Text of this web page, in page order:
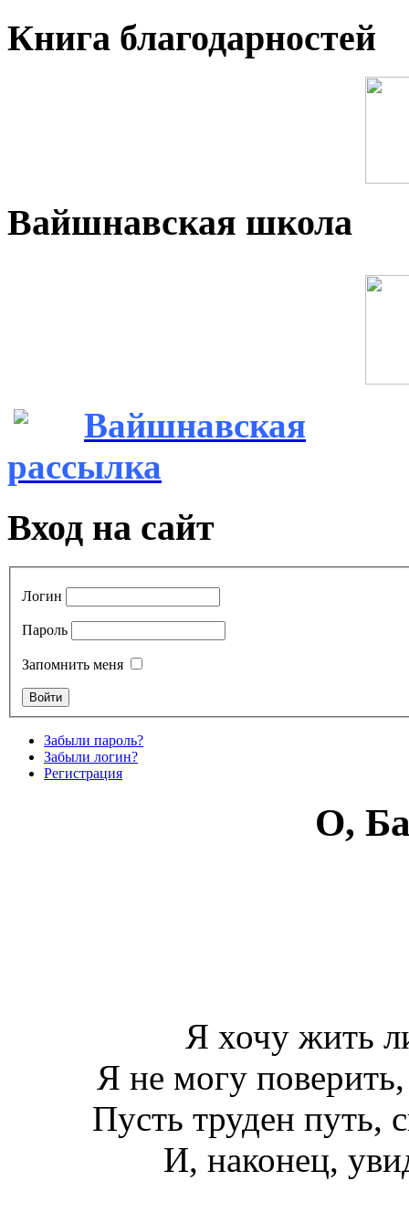
Книга благодарностей
Вайшнавская школа
Вайшнавская
рассылка
Вход на сайт
Логин
Пароль
Запомнить меня
Забыли пароль?
Забыли логин?
Регистрация
О,
Я хочу жить
Я не могу
Пусть труден путь,
И, наконец,